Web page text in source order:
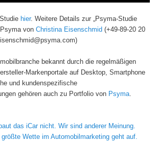
hier. Weitere Details zur „Psyma-Studie
von Christina Eisenschmid (+49-89-20 20
bekannt durch die regelmäßigen
Markenportale auf Desktop, Smartphone
und kundenspezifische
gehören auch zu Portfolio von Psyma
das iCar nicht. Wir sind anderer Meinung.
Wette im Automobilmarketing geht auf.